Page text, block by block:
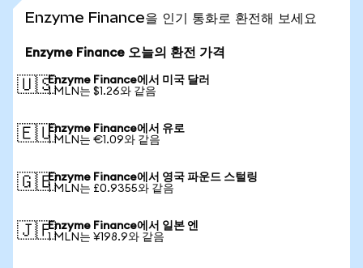
Enzyme Finance을 인기 통화로 환전해 보세요
Enzyme Finance 오늘의 환전 가격
🇺🇸Enzyme Finance에서 미국 달러
1 MLN는 $1.26와 같음
🇪🇺Enzyme Finance에서 유로
1 MLN는 €1.09와 같음
🇬🇧Enzyme Finance에서 영국 파운드 스털링
1 MLN는 £0.9355와 같음
🇯🇵Enzyme Finance에서 일본 엔
1 MLN는 ¥198.9와 같음